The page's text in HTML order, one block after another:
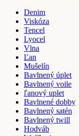
Denim
Viskóza
Tencel
Lyocel
Vlna
Ľan
Mušelín
Bavlnený úplet
Bavlnený voile
ľanový uplet
Bavlnené dobby
Bavlnený satén
Bavlnený twill
Hodváb